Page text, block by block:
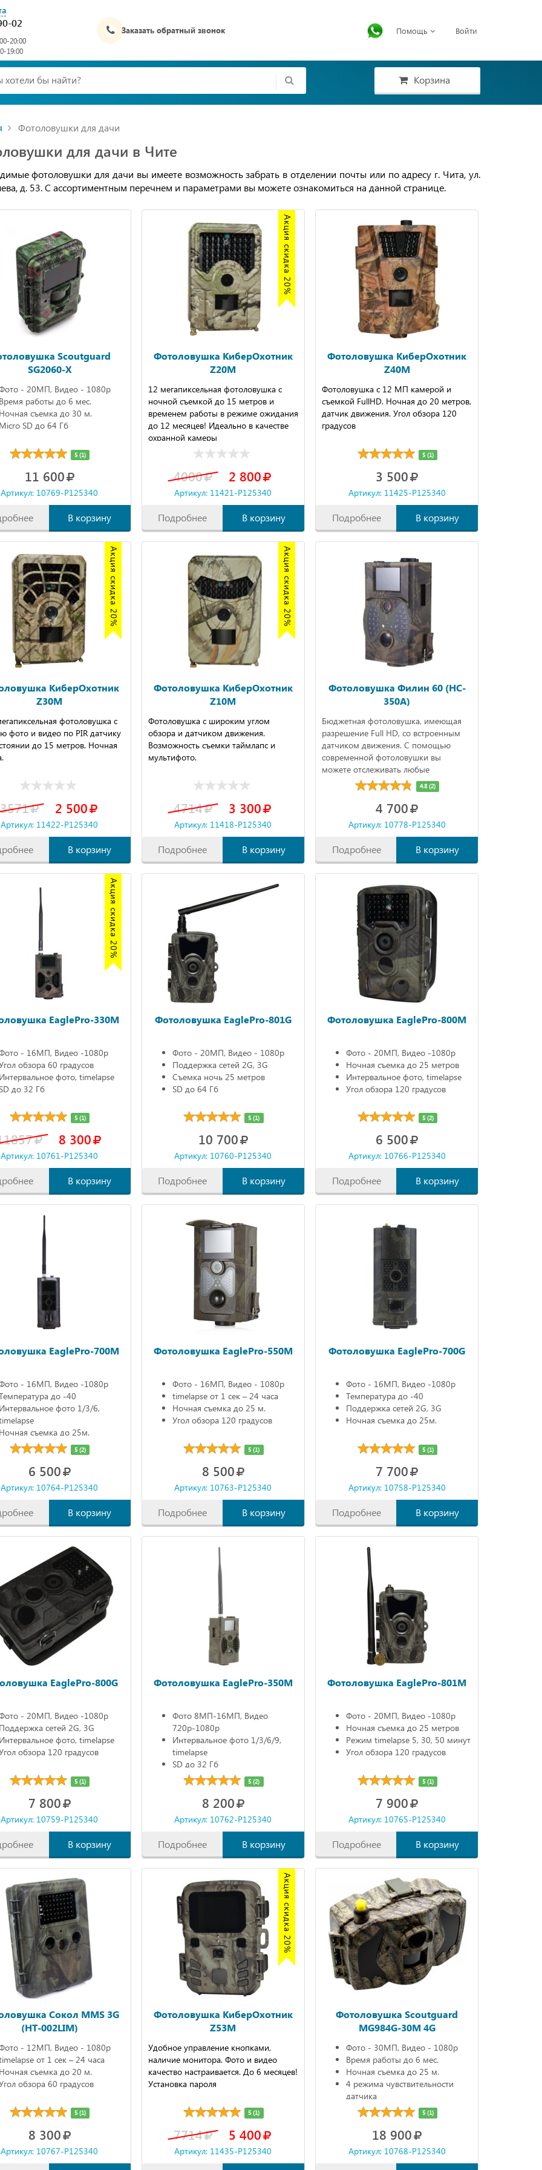
02
20:00
19:00
Заказать обратный звонок Помощь Войти
Корзина
Фотоловушки для дачи
для дачи в Чите
фотоловушки для дачи вы имеете возможность забрать в отделении почты или по адресу г. Чита, ул.
д. 53. С ассортиментным перечнем и параметрами вы можете ознакомиться на данной странице.
Scoutguard
SG2060-X
- 20МП, Видео - 1080р
работы до 6 мес.
съемка до 30 м.
SD до 64 Гб
5 (1)
11 600
Артикул: 10769-P125340
В корзину
Акция скидка 20%
Фотоловушка КиберОхотник
Z20M
12 мегапиксельная фотоловушка с
ночной съемкой до 15 метров и
временем работы в режиме ожидания
до 12 месяцев! Идеально в качестве
охранной камеры
4000 2 800
Артикул: 11421-P125340
Подробнее В корзину
Фотоловушка КиберОхотник
Z40M
Фотоловушка с 12 МП камерой и
съемкой FullHD. Ночная до 20 метров,
датчик движения. Угол обзора 120
градусов
5 (1)
3 500
Артикул: 11425-P125340
Подробнее В корзину
Акция скидка 20%
КиберОхотник
Z30M
фотоловушка с
фото и видео по PIR датчику
до 15 метров. Ночная
3571 2 500
Артикул: 11422-P125340
В корзину
Акция скидка 20%
Фотоловушка КиберОхотник
Z10M
Фотоловушка с широким углом
обзора и датчиком движения.
Возможность съемки таймлапс и
мультифото.
4714 3 300
Артикул: 11418-P125340
Подробнее В корзину
Фотоловушка Филин 60 (HC-
350A)
Бюджетная фотоловушка, имеющая
разрешение Full HD, со встроенным
датчиком движения. С помощью
современной фотоловушки вы
можете отслеживать любые
перемещения в выбранном секторе,
совершать фото и видеосъемку.
4.8 (2)
4 700
Артикул: 10778-P125340
Подробнее В корзину
Акция скидка 20%
EaglePro-330M
- 16МП, Видео -1080р
обзора 60 градусов
фото, timelapse
до 32 Гб
5 (1)
8 300
Артикул: 10761-P125340
В корзину
Фотоловушка EaglePro-801G
Фото - 20МП, Видео - 1080р
Поддержка сетей 2G, 3G
Съемка ночь 25 метров
SD до 64 Гб
5 (1)
10 700
Артикул: 10760-P125340
Подробнее В корзину
Фотоловушка EaglePro-800M
Фото - 20МП, Видео -1080р
Ночная съемка до 25 метров
Интервальное фото, timelapse
Угол обзора 120 градусов
5 (2)
6 500
Артикул: 10766-P125340
Подробнее В корзину
EaglePro-700M
- 16МП, Видео -1080р
до -40
фото 1/3/6,
съемка до 25м.
5 (2)
6 500
Артикул: 10764-P125340
В корзину
Фотоловушка EaglePro-550M
Фото - 16МП, Видео - 1080р
timelapse от 1 сек – 24 часа
Ночная съемка до 25 м.
Угол обзора 120 градусов
5 (1)
8 500
Артикул: 10763-P125340
Подробнее В корзину
Фотоловушка EaglePro-700G
Фото - 16МП, Видео -1080р
Температура до -40
Поддержка сетей 2G, 3G
Ночная съемка до 25м.
5 (1)
7 700
Артикул: 10758-P125340
Подробнее В корзину
EaglePro-800G
- 20МП, Видео -1080р
сетей 2G, 3G
фото, timelapse
обзора 120 градусов
5 (1)
7 800
Артикул: 10759-P125340
В корзину
Фотоловушка EaglePro-350M
Фото 8МП-16МП, Видео
720р-1080р
Интервальное фото 1/3/6/9,
timelapse
SD до 32 Гб
ЖК дисплей
5 (2)
8 200
Артикул: 10762-P125340
Подробнее В корзину
Фотоловушка EaglePro-801M
Фото - 20МП, Видео -1080р
Ночная съемка до 25 метров
Режим timelapse 5, 30, 50 минут
Угол обзора 120 градусов
5 (1)
7 900
Артикул: 10765-P125340
Подробнее В корзину
Сокол MMS 3G
(HT-002LIM)
- 12МП, Видео - 1080р
от 1 сек – 24 часа
съемка до 20 м.
обзора 60 градусов
5 (1)
8 300
Артикул: 10767-P125340
Акция скидка 20%
Фотоловушка КиберОхотник
Z53M
Удобное управление кнопками,
наличие монитора. Фото и видео
качество настраивается. До 6 месяцев!
Установка пароля
5 (1)
7714 5 400
Артикул: 11435-P125340
Фотоловушка Scoutguard
MG984G-30M 4G
Фото - 30МП, Видео - 1080р
Время работы до 6 мес.
Ночная съемка до 25 м.
4 режима чувствительности
датчика
5 (1)
18 900
Артикул: 10768-P125340